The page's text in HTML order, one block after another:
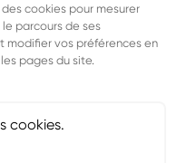
cookies pour mesurer
parcours de ses
modifier vos préférences en
pages du site.
cookies.
DE CE